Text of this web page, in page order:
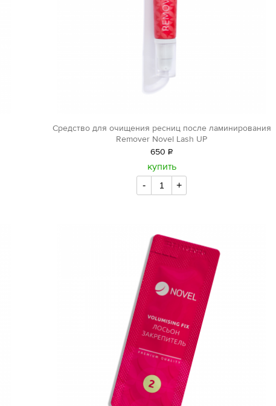
Средство для очищения ресниц после ламинирования
Remover Novel Lash UP
650 Р
уб.
купить
- +